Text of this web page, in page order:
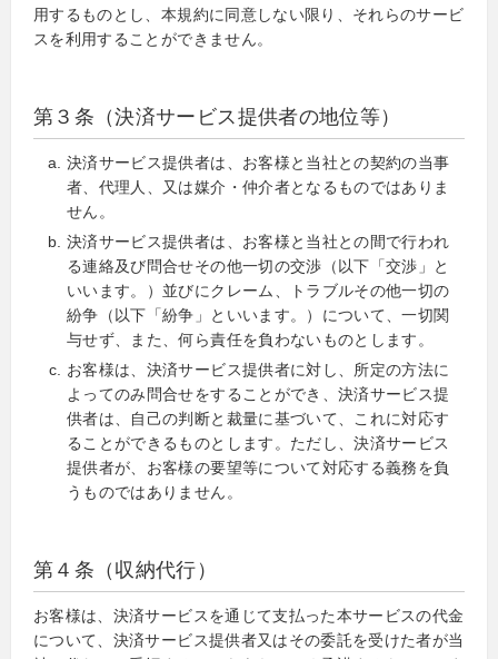
用するものとし、本規約に同意しない限り、それらのサービ
スを利用することができません。
第３条（決済サービス提供者の地位等）
決済サービス提供者は、お客様と当社との契約の当事
者、代理人、又は媒介・仲介者となるものではありま
せん。
決済サービス提供者は、お客様と当社との間で行われ
る連絡及び問合せその他一切の交渉（以下「交渉」と
いいます。）並びにクレーム、トラブルその他一切の
紛争（以下「紛争」といいます。）について、一切関
与せず、また、何ら責任を負わないものとします。
お客様は、決済サービス提供者に対し、所定の方法に
よってのみ問合せをすることができ、決済サービス提
供者は、自己の判断と裁量に基づいて、これに対応す
ることができるものとします。ただし、決済サービス
提供者が、お客様の要望等について対応する義務を負
うものではありません。
第４条（収納代行）
お客様は、決済サービスを通じて支払った本サービスの代金
について、決済サービス提供者又はその委託を受けた者が当